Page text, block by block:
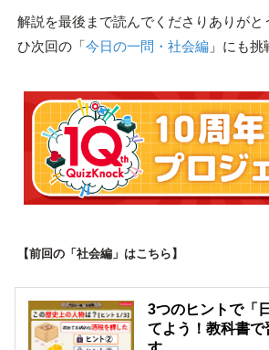
解説を最後まで読んでくださりありがと
ひ次回の「 今日の一問・社会編」にも挑
【前回の「社会編」はこちら】
3つのヒントで「
てよう！教科書